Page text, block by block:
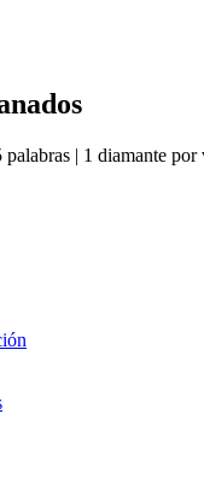
palabras | 1 diamante por